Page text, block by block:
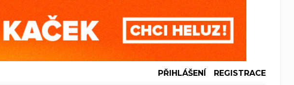
PŘIHLÁŠENÍ REGISTRACE